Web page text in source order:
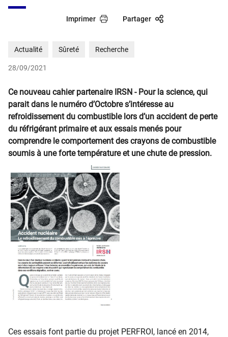
Imprimer Partager
Actualité Sûreté Recherche
28/09/2021
Ce nouveau cahier partenaire IRSN - Pour la science, qui
parait dans le numéro d’Octobre s’intéresse au
refroidissement du combustible lors d’un accident de perte
du réfrigérant primaire et aux essais menés pour
comprendre le comportement des crayons de combustible
soumis à une forte température et une chute de pression.
Ces essais font partie du projet PERFROI, lancé en 2014,